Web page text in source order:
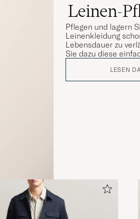
Leinen-
Pflegen und lagern
Leinenkleidung
Lebensdauer zu
Sie dazu diese
LESEN